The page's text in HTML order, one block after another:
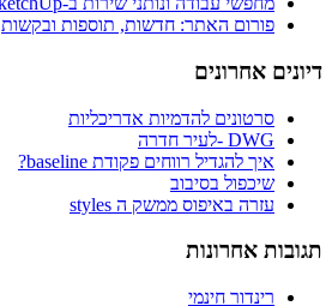
פורום האתר: חדשות, תוספות ובקשות
דיונים אחרונים
סרטונים להדמיות אדריכליות
DWG -לעיר חדרה
איך להגדיל רווחים פקודת baseline?
שיכפול בסיבוב
עזרה באיפוס ממשק ה styles
תגובות אחרונות
רינדור חינמי